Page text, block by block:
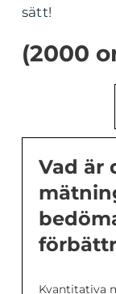
sätt!
(2000
Vad är
Kvantitativa